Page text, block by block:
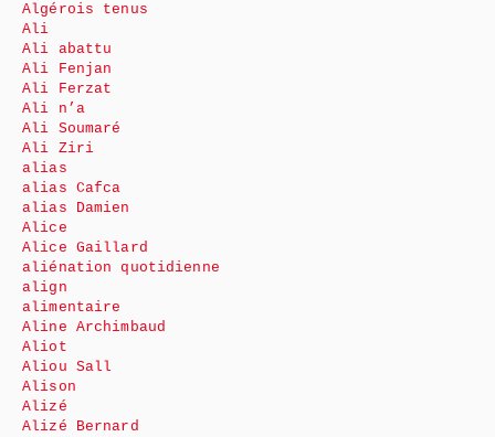
Algérois tenus
Ali
Ali abattu
Ali Fenjan
Ali Ferzat
Ali n’a
Ali Soumaré
Ali Ziri
alias
alias Cafca
alias Damien
Alice
Alice Gaillard
aliénation quotidienne
align
alimentaire
Aline Archimbaud
Aliot
Aliou Sall
Alison
Alizé
Alizé Bernard